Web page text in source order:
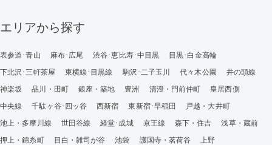
エリアから探す
表参道･青山 麻布･広尾 渋谷･恵比寿･中目黒
目黒･白金高輪
下北沢･三軒茶屋
東横線･目黒線 駒沢･二子玉川 代々木公園
井の頭線
神楽坂
品川・田町 銀座・築地 豊洲 清澄・門前仲町
皇居西側
中央線
千駄ヶ谷･四ッ谷 西新宿 東新宿･早稲田
戸越・大井町
池上・多摩川線
世田谷線 経堂･成城 京王線 森下・住吉
浅草・蔵前
押上・錦糸町
目白・雑司が谷 池袋 護国寺・茗荷谷
上野